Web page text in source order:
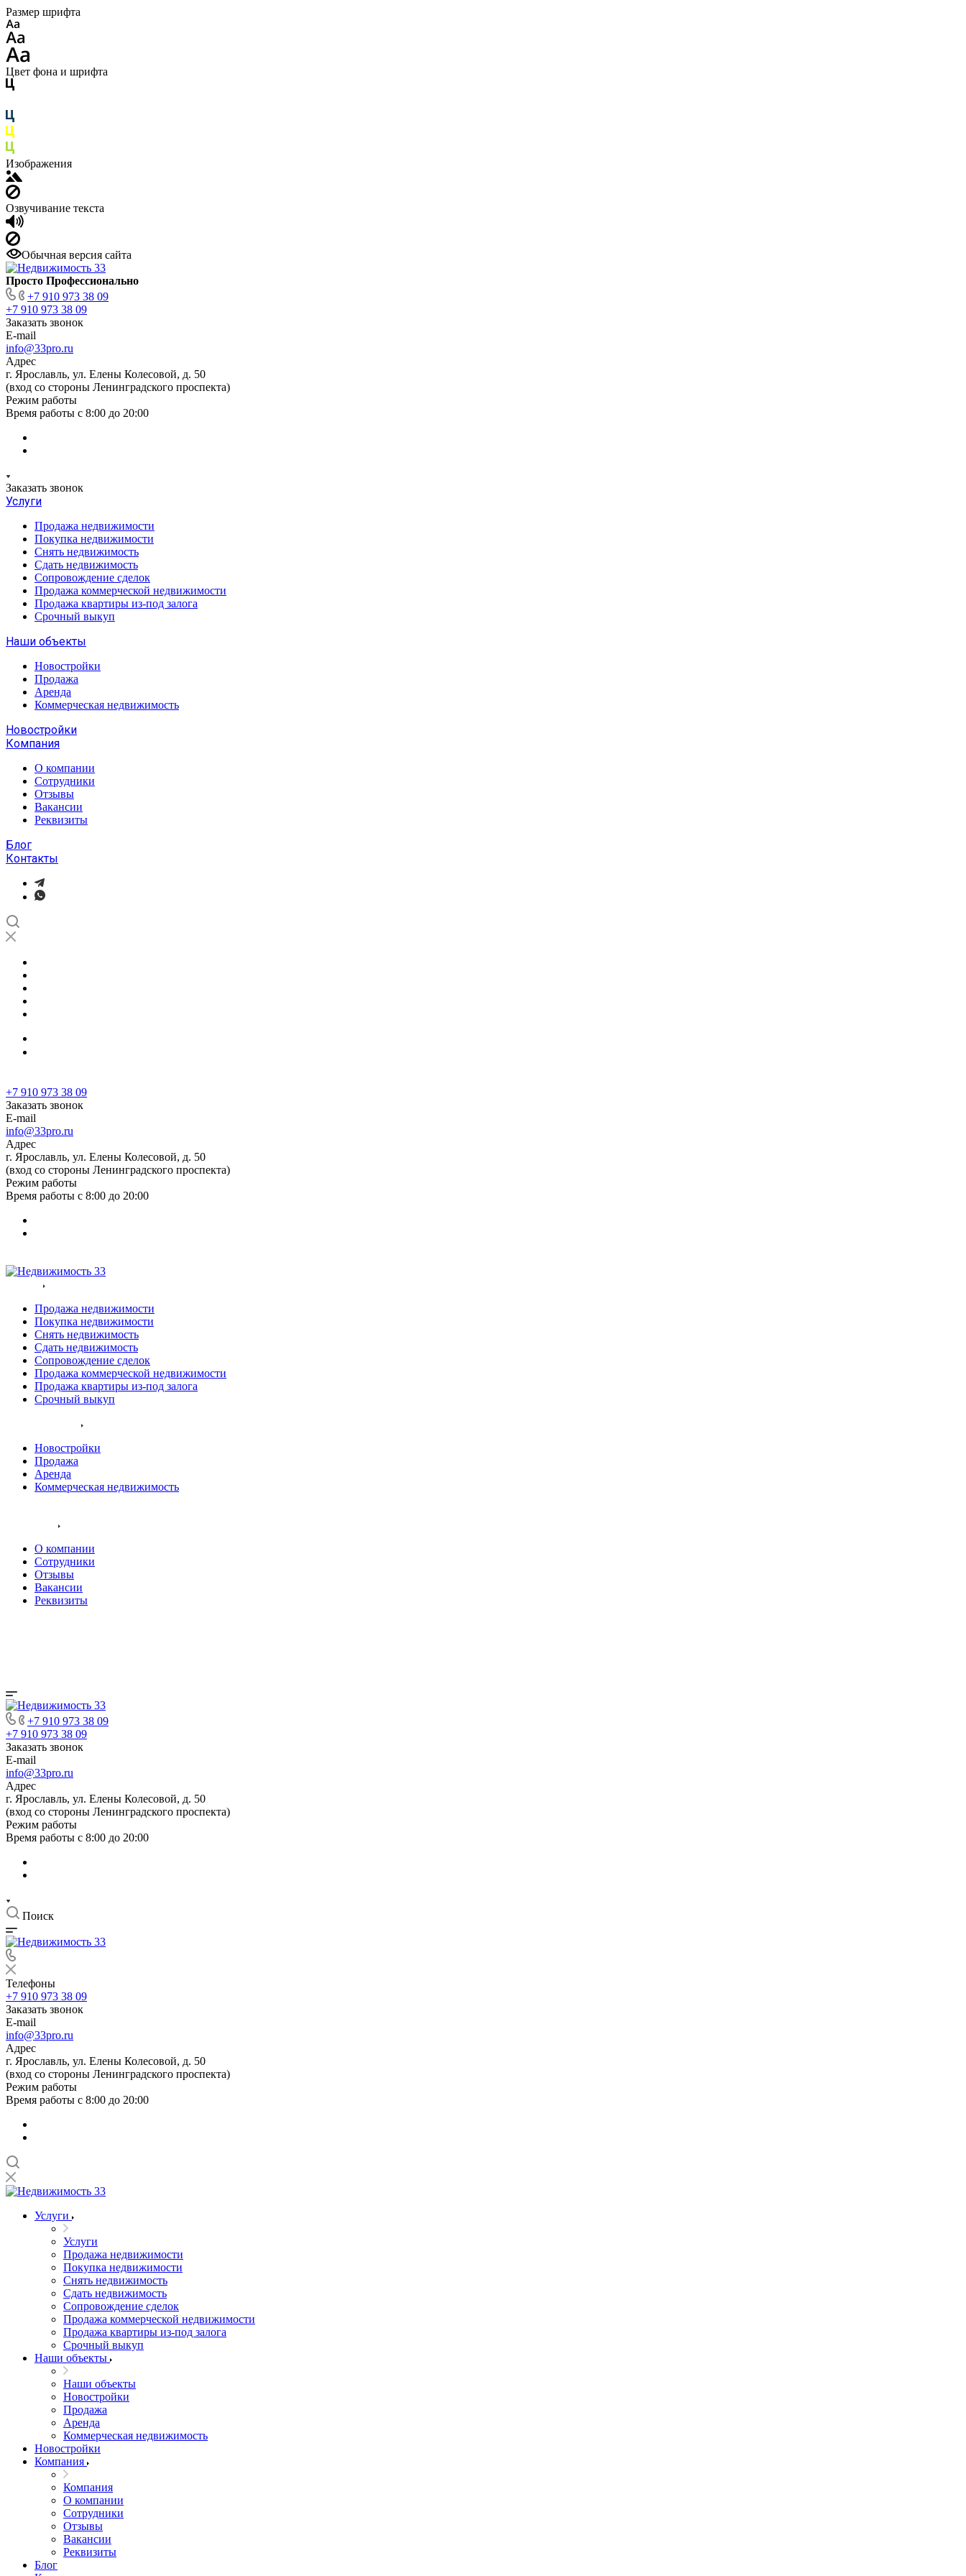
Размер шрифта
Цвет фона и шрифта
Изображения
Озвучивание текста
Обычная версия сайта
Просто Профессионально
+7 910 973 38 09
+7 910 973 38 09
Заказать звонок
E-mail
info@33pro.ru
Адрес
г. Ярославль, ул. Елены Колесовой, д. 50
(вход со стороны Ленинградского проспекта)
Режим работы
Время работы с 8:00 до 20:00
Заказать звонок
Услуги
Продажа недвижимости
Покупка недвижимости
Снять недвижимость
Cдать недвижимость
Сопровождение сделок
Продажа коммерческой недвижимости
Продажа квартиры из-под залога
Срочный выкуп
Наши объекты
Новостройки
Продажа
Аренда
Коммерческая недвижимость
Новостройки
Компания
О компании
Сотрудники
Отзывы
Вакансии
Реквизиты
Блог
Контакты
+7 910 973 38 09
Заказать звонок
E-mail
info@33pro.ru
Адрес
г. Ярославль, ул. Елены Колесовой, д. 50
(вход со стороны Ленинградского проспекта)
Режим работы
Время работы с 8:00 до 20:00
Продажа недвижимости
Покупка недвижимости
Снять недвижимость
Cдать недвижимость
Сопровождение сделок
Продажа коммерческой недвижимости
Продажа квартиры из-под залога
Срочный выкуп
Новостройки
Продажа
Аренда
Коммерческая недвижимость
О компании
Сотрудники
Отзывы
Вакансии
Реквизиты
+7 910 973 38 09
+7 910 973 38 09
Заказать звонок
E-mail
info@33pro.ru
Адрес
г. Ярославль, ул. Елены Колесовой, д. 50
(вход со стороны Ленинградского проспекта)
Режим работы
Время работы с 8:00 до 20:00
Поиск
Телефоны
+7 910 973 38 09
Заказать звонок
E-mail
info@33pro.ru
Адрес
г. Ярославль, ул. Елены Колесовой, д. 50
(вход со стороны Ленинградского проспекта)
Режим работы
Время работы с 8:00 до 20:00
Услуги
Услуги
Продажа недвижимости
Покупка недвижимости
Снять недвижимость
Cдать недвижимость
Сопровождение сделок
Продажа коммерческой недвижимости
Продажа квартиры из-под залога
Срочный выкуп
Наши объекты
Наши объекты
Новостройки
Продажа
Аренда
Коммерческая недвижимость
Новостройки
Компания
Компания
О компании
Сотрудники
Отзывы
Вакансии
Реквизиты
Блог